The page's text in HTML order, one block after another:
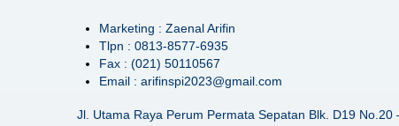
Marketing : Zaenal Arifin
Tlpn : 0813-8577-6935
Fax : (021) 50110567
Email : arifinspi2023@gmail.com
Jl. Utama Raya Perum Permata Sepatan Blk. D19